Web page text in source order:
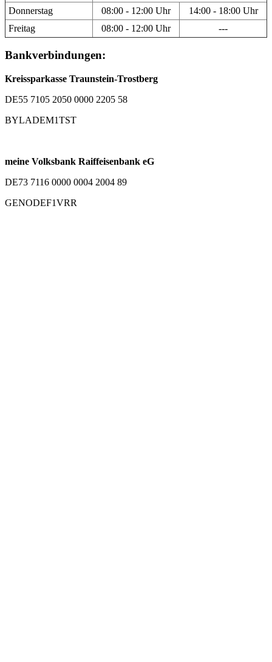
Donnerstag 08:00 - 12:00 Uhr
14:00 - 18:00 Uhr
Freitag
08:00 - 12:00 Uhr ---
Bankverbindungen:
Kreissparkasse Traunstein-Trostberg
DE55 7105 2050 0000 2205 58
BYLADEM1TST
meine Volksbank Raiffeisenbank eG
DE73 7116 0000 0004 2004 89
GENODEF1VRR